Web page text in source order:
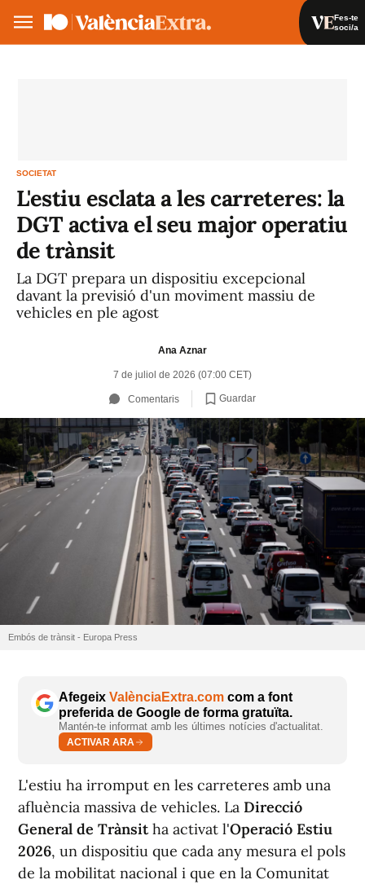
Fes-te
soci/a
SOCIETAT
L'estiu esclata a les carreteres: la
DGT activa el seu major operatiu
de trànsit
La DGT prepara un dispositiu excepcional
davant la previsió d'un moviment massiu de
vehicles en ple agost
Ana Aznar
7 de juliol de 2026 (07:00 CET)
Comentaris Guardar
Embós de trànsit - Europa Press
Afegeix ValènciaExtra.com com a font
preferida de Google de forma gratuïta.
Mantén-te informat amb les últimes notícies d'actualitat.
ACTIVAR ARA
L'estiu ha irromput en les carreteres amb una
afluència massiva de vehicles. La Direcció
General de Trànsitha activat l'Operació Estiu
2026, un dispositiu que cada any mesura el pols
de la mobilitat nacional i que en la Comunitat